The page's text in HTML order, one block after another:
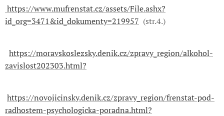
https://www.mufrenstat.cz/assets/File.ashx?
id_org=3471&id_dokumenty=219957 (str.4.)
https://moravskoslezsky.denik.cz/zpravy_region/alkohol-
zavislost202303.html?
https://novojicinsky.denik.cz/zpravy_region/frenstat-pod-
radhostem-psychologicka-poradna.html?